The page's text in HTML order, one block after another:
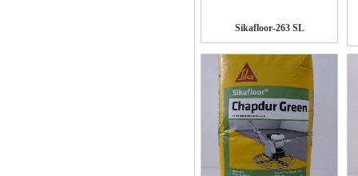
Sikafloor-263 SL